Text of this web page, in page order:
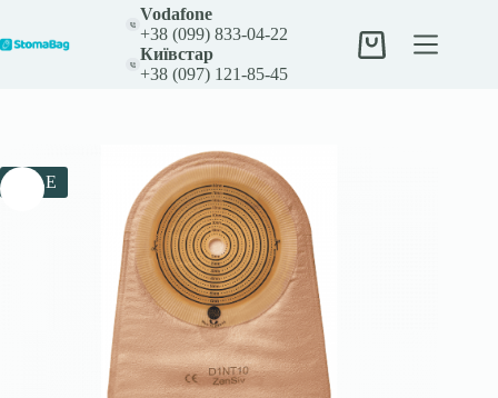
сути
Vodafone
+38 (099) 833-04-22
Київстар
+38 (097) 121-85-45
Корзина
SALE